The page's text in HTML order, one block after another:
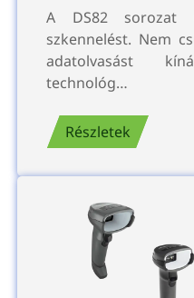
A DS82 sorozat
szkennelést. Nem
adatolvasást
technológ…
Részletek